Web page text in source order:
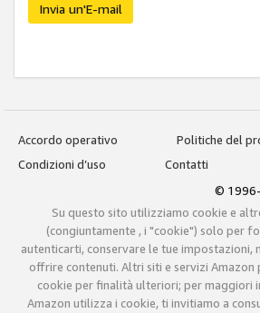
Invia un'E-mail
Accordo operativo
Politiche del
Condizioni d’uso
Contatti
© 1996-
Su questo sito utilizziamo cookie e
(congiuntamente , i "cookie") solo per
autenticarti, conservare le tue impostazioni,
offrire contenuti. Altri siti e servizi
cookie per finalità ulteriori; per maggiori
Amazon utilizza i cookie, ti invitiamo a